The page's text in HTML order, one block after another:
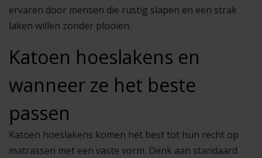
ervaren door mensen die rustig slapen en een strak
laken willen zonder plooien.
Katoen hoeslakens en
wanneer ze het beste
passen
Katoen hoeslakens komen het best tot hun recht op
matrassen met een vaste vorm. Denk aan standaard